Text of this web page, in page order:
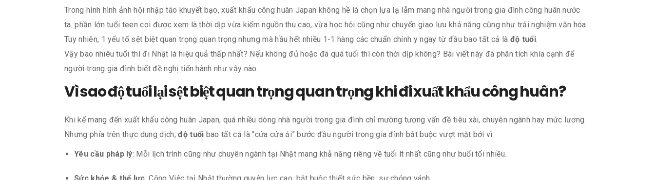
Trong hình hình ảnh hội nhập táo khuyết bạo, xuất khẩu công huân Japan không hề là chọn lựa lạ lẫm mang nhà người trong gia đình công huân nước
ta. phần lớn tuổi teen coi được xem là thời dịp vừa kiếm nguồn thu cao, vừa học hỏi cũng như chuyển giao lưu khả năng cũng như trải nghiệm văn hóa.
Tuy nhiên, 1 yếu tố sệt biệt quan trọng quan trọng nhưng mà hầu hết nhiều 1-1 hàng các chuẩn chỉnh y ngay từ đầu bao tất cả là độ tuổi.
Vậy bao nhiêu tuổi thì đi Nhật là hiệu quả thấp nhất? Nếu không đủ hoặc đã quá tuổi thì còn thời dịp không? Bài viết này đã phân tích khía cạnh để
người trong gia đình biết đề nghị tiến hành như vậy nào.
Vì sao độ tuổi lại sệt biệt quan trọng quan trọng khi đi xuất khẩu công huân?
Khi kể mang đến xuất khẩu công huân Japan, quá nhiều dòng nhà người trong gia đình chỉ mường tượng vấn đề tiêu xài, chuyên ngành hay mức lương.
Nhưng phía trên thực dung dịch,độ tuổi bao tất cả là “cửa cửa ải” bước đầu người trong gia đình bắt buộc vượt mặt bởi vì
Yêu cầu pháp lý: Mỗi lịch trình cũng như chuyên ngành tại Nhật mang khả năng riêng về tuổi ít nhất cũng như buổi tối nhiều.